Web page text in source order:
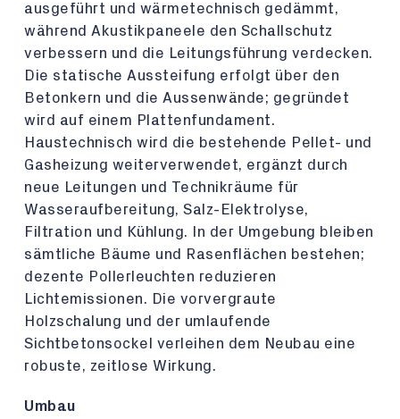
ausgeführt und wärmetechnisch gedämmt,
während Akustikpaneele den Schallschutz
verbessern und die Leitungsführung verdecken.
Die statische Aussteifung erfolgt über den
Betonkern und die Aussenwände; gegründet
wird auf einem Plattenfundament.
Haustechnisch wird die bestehende Pellet- und
Gasheizung weiterverwendet, ergänzt durch
neue Leitungen und Technikräume für
Wasseraufbereitung, Salz-Elektrolyse,
Filtration und Kühlung. In der Umgebung bleiben
sämtliche Bäume und Rasenflächen bestehen;
dezente Pollerleuchten reduzieren
Lichtemissionen. Die vorvergraute
Holzschalung und der umlaufende
Sichtbetonsockel verleihen dem Neubau eine
robuste, zeitlose Wirkung.
Umbau